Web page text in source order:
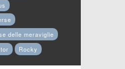
delle meraviglie
Rocky